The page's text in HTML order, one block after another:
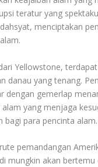
teratur yang
menciptakan
Yellowstone,
danau yang tenang.
dengan gemerlap
alam yang menjaga
bagi para pencinta alam.
pemandangan
mungkin akan